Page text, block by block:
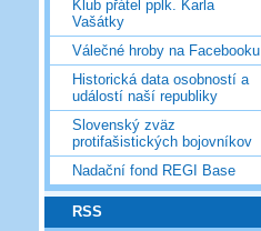
Klub přátel pplk. Karla
Vašátky
Válečné hroby na Facebooku
Historická data osobností a
událostí naší republiky
Slovenský zväz
protifašistických bojovníkov
Nadační fond REGI Base
RSS